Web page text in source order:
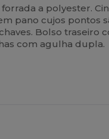
forrada a polyester.
pano cujos pontos
Bolso traseiro
com agulha dupla.